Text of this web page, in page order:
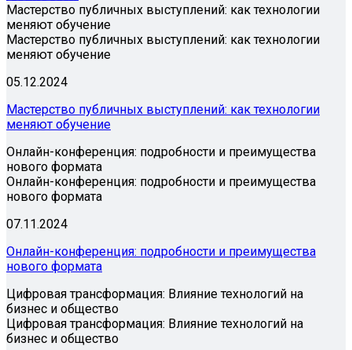
Мастерство публичных выступлений: как технологии
меняют обучение
Мастерство публичных выступлений: как технологии
меняют обучение
05.12.2024
Мастерство публичных выступлений: как технологии
меняют обучение
Онлайн-конференция: подробности и преимущества
нового формата
Онлайн-конференция: подробности и преимущества
нового формата
07.11.2024
Онлайн-конференция: подробности и преимущества
нового формата
Цифровая трансформация: Влияние технологий на
бизнес и общество
Цифровая трансформация: Влияние технологий на
бизнес и общество